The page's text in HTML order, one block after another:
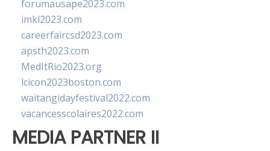
forumausape2023.com
imkl2023.com
careerfaircsd2023.com
apsth2023.com
MedItRio2023.org
lcicon2023boston.com
waitangidayfestival2022.com
vacancesscolaires2022.com
MEDIA PARTNER II